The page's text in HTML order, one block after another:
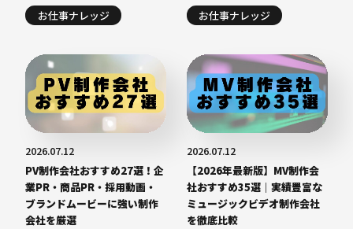
お仕事ナレッジ
お仕事ナレッジ
2026.07.12
PV制作会社おすすめ27選！企
業PR・商品PR・採用動画・
ブランドムービーに強い制作
会社を厳選
2026.07.12
【2026年最新版】MV制作会
社おすすめ35選｜実績豊富な
ミュージックビデオ制作会社
を徹底比較